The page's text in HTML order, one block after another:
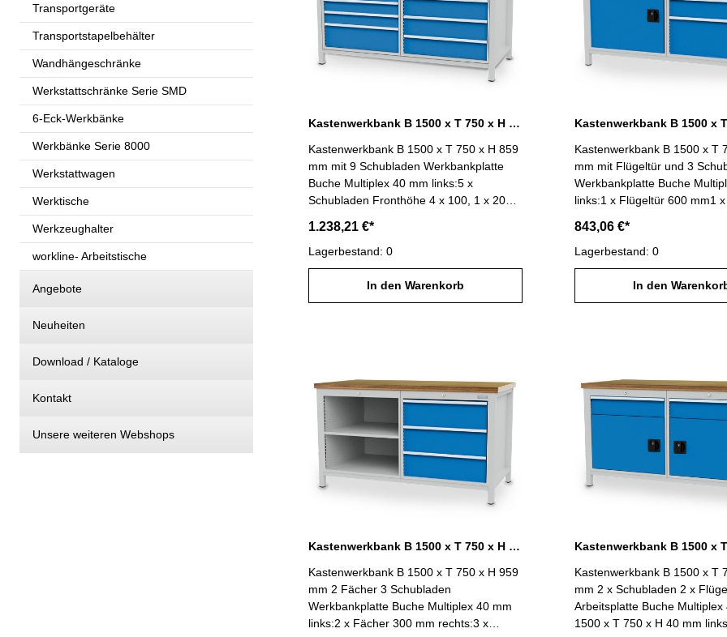
Transportgeräte
Transportstapelbehälter
Wandhängeschränke
Werkstattschränke Serie SMD
6-Eck-Werkbänke
Werkbänke Serie 8000
Werkstattwagen
Werktische
Werkzeughalter
workline- Arbeitstische
Angebote
Neuheiten
Download / Kataloge
Kontakt
Unsere weiteren Webshops
Kastenwerkbank B 1500 x T 750 x H 859 mm mit 9 Schubladen R 24-24
Kastenwerkbank B 1500 x T 750 x H 859
mm mit 9 Schubladen Werkbankplatte
Buche Multiplex 40 mm links:5 x
Schubladen Fronthöhe 4 x 100, 1 x 200
Tragfähigkeit 100 kgSchubladennutzmaß
R 24-24: 600 x 600 mm rechts:4 x
Schubladen Fronthöhe 4 x 150 mmmit
Vollauszug (VA) 100 %, Tragfähigkeit 100
kgSchubladennutzmaß R 24-24: 600 x
1.238,21 €*
Lagerbestand: 0
In den Warenkorb
Kastenwerkbank B 1500 x T
mm mit Flügeltür und 3
Werkbankplatte Buche
links:1 x Flügeltür 600 mm1
150 mm, 1 x Fronthöhe 300
Vollauszug (VA) 88 %,
kgSchubladennutzmaß R
600 mm Gesamtbelastung
B 1500 x T 750 x H 859 mm
843,06 €*
Lagerbestand: 0
In den
Kastenwerkbank B 1500 x T 750 x H 959 mm 2 Fächer 3 Schubladen R 24-24
Kastenwerkbank B 1500 x T 750 x H 959
mm 2 Fächer 3 Schubladen
Werkbankplatte Buche Multiplex 40 mm
links:2 x Fächer 300 mm rechts:3 x
Kastenwerkbank B 1500 x T
mm 2 x Schubladen 2 x
Arbeitsplatte Buche Multiplex
1500 x T 750 x H 40 mm